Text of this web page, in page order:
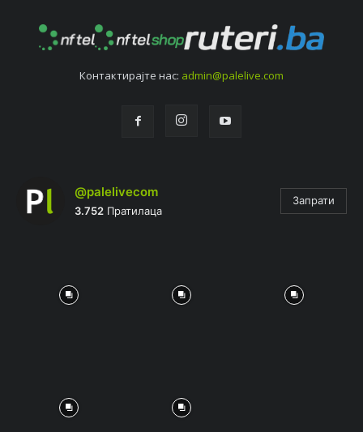
Контактирајтe нас: admin@palelive.com
@palelivecom
3.752 Пратилаца
Запрати